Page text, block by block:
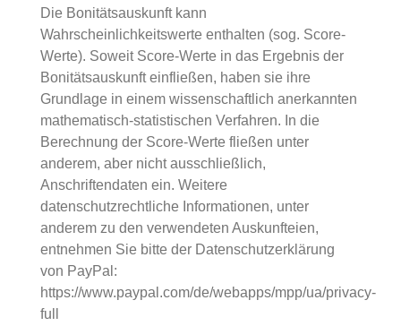
Die Bonitätsauskunft kann
Wahrscheinlichkeitswerte enthalten (sog. Score-
Werte). Soweit Score-Werte in das Ergebnis der
Bonitätsauskunft einfließen, haben sie ihre
Grundlage in einem wissenschaftlich anerkannten
mathematisch-statistischen Verfahren. In die
Berechnung der Score-Werte fließen unter
anderem, aber nicht ausschließlich,
Anschriftendaten ein. Weitere
datenschutzrechtliche Informationen, unter
anderem zu den verwendeten Auskunfteien,
entnehmen Sie bitte der Datenschutzerklärung
von PayPal:
https://www.paypal.com/de/webapps/mpp/ua/privacy-
full